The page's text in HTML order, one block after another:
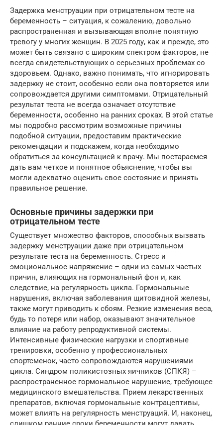
Задержка менструации при отрицательном тесте на
беременность – ситуация, к сожалению, довольно
распространенная и вызывающая вполне понятную
тревогу у многих женщин. В 2025 году, как и прежде, это
может быть связано с широким спектром факторов, не
всегда свидетельствующих о серьезных проблемах со
здоровьем. Однако, важно понимать, что игнорировать
задержку не стоит, особенно если она повторяется или
сопровождается другими симптомами. Отрицательный
результат теста не всегда означает отсутствие
беременности, особенно на ранних сроках. В этой статье
мы подробно рассмотрим возможные причины
подобной ситуации, предоставим практические
рекомендации и подскажем, когда необходимо
обратиться за консультацией к врачу. Мы постараемся
дать вам четкое и понятное объяснение, чтобы вы
могли адекватно оценить свое состояние и принять
правильное решение.
Основные причины задержки при
отрицательном тесте
Существует множество факторов, способных вызвать
задержку менструации даже при отрицательном
результате теста на беременность. Стресс и
эмоциональное напряжение – одни из самых частых
причин, влияющих на гормональный фон и, как
следствие, на регулярность цикла. Гормональные
нарушения, включая заболевания щитовидной железы,
также могут приводить к сбоям. Резкие изменения веса,
будь то потеря или набор, оказывают значительное
влияние на работу репродуктивной системы.
Интенсивные физические нагрузки и спортивные
тренировки, особенно у профессиональных
спортсменок, часто сопровождаются нарушениями
цикла. Синдром поликистозных яичников (СПКЯ) –
распространенное гормональное нарушение, требующее
медицинского вмешательства. Прием лекарственных
препаратов, включая гормональные контрацептивы,
может влиять на регулярность менструаций. И, наконец,